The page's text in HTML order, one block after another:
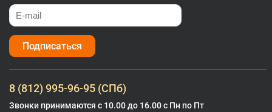
Подписаться
8 (812) 995-96-95 (СПб)
Звонки принимаются с 10.00 до 16.00 с Пн по Пт